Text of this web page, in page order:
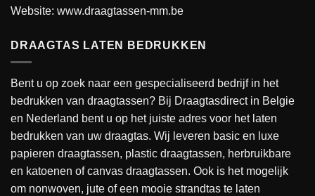
Website: www.draagtassen-mm.be
DRAAGTAS LATEN BEDRUKKEN
Bent u op zoek naar een gespecialiseerd bedrijf in het
bedrukken van draagtassen? Bij Draagtasdirect in Belgie
en Nederland bent u op het juiste adres voor het laten
bedrukken van uw draagtas. Wij leveren basic en luxe
papieren draagtassen, plastic draagtassen, herbruikbare
en katoenen of canvas draagtassen. Ook is het mogelijk
om nonwoven, jute of een mooie strandtas te laten